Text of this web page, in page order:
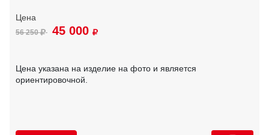
56 250 45 000
Цена указана на изделие на фото и является
ориентировочной.